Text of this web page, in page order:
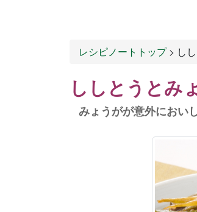
レシピノートトップ> し
ししとうとみ
みょうがが意外におい